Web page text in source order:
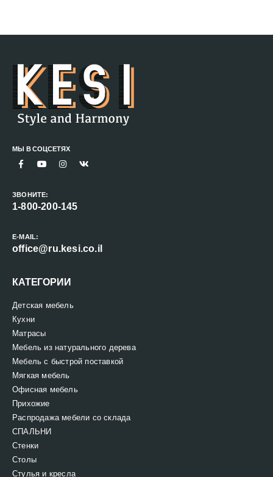
МЫ В СОЦСЕТЯХ
ЗВОНИТЕ:
1-800-200-145
E-MAIL:
office@ru.kesi.co.il
КАТЕГОРИИ
Детская мебель
Кухни
Матрасы
Мебель из натурального дерева
Мебель с быстрой поставкой
Мягкая мебель
Офисная мебель
Прихожие
Распродажа мебели со склада
СПАЛЬНИ
Стенки
Столы
Стулья и кресла